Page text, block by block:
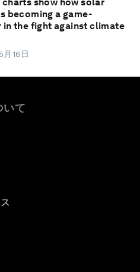
becoming a game-
in the fight against climate
16日
いて